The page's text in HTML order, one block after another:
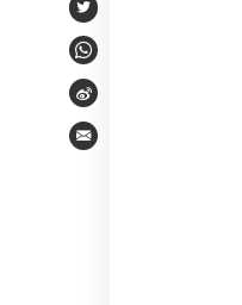
Twitter
WhatsApp
Weibo
Email